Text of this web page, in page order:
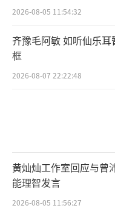
来！选出咱“
2026-08-05 11:54:32
齐豫毛阿敏 如听仙乐耳
框
2026-08-07 22:22:48
黄灿灿工作室回应与曾
能理智发言
2026-08-05 11:56:27